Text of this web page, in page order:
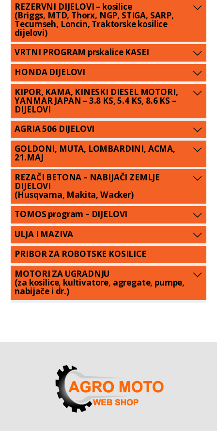
REZERVNI DIJELOVI – kosilice
(Briggs, MTD, Thorx, NGP, STIGA, SARP,
Tecumseh, Loncin, Traktorske kosilice
dijelovi)
VRTNI PROGRAM prskalice KASEI
HONDA DIJELOVI
KIPOR, KAMA, KINESKI DIESEL MOTORI,
YANMAR JAPAN – 3.8 KS, 5.4 KS, 8.6 KS –
DIJELOVI
AGRIA 506 DIJELOVI
GOLDONI, MUTA, LOMBARDINI, ACMA,
21.MAJ
REZAČI BETONA – NABIJAČI ZEMLJE
DIJELOVI
(Husqvarna, Makita, Wacker)
TOMOS program – DIJELOVI
ULJA I MAZIVA
PRIBOR ZA ROBOTSKE KOSILICE
MOTORI ZA UGRADNJU
(za kosilice, kultivatore, agregate, pumpe,
nabijače i dr.)